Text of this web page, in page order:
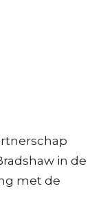
in de
met de